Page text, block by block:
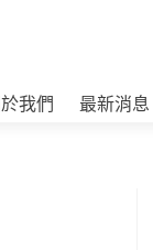
我們 最新消息